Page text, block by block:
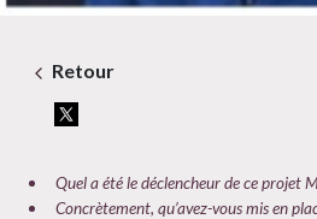
Retour
Quel a été le déclencheur de ce projet
Concrètement, qu’avez-vous mis en